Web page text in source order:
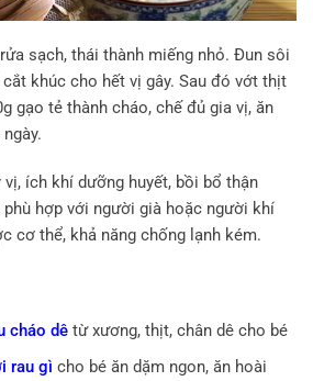
sạch, thái thành miếng nhỏ. Đun sôi
khúc cho hết vị gây. Sau đó vớt thịt
gạo tẻ thành cháo, chế đủ gia vị, ăn
ích khí dưỡng huyết, bồi bổ thận
hợp với người già hoặc người khí
cơ thể, khả năng chống lạnh kém.
cháo dêtừ xương, thịt, chân dê cho bé
rau gì cho bé ăn dặm ngon, ăn hoài